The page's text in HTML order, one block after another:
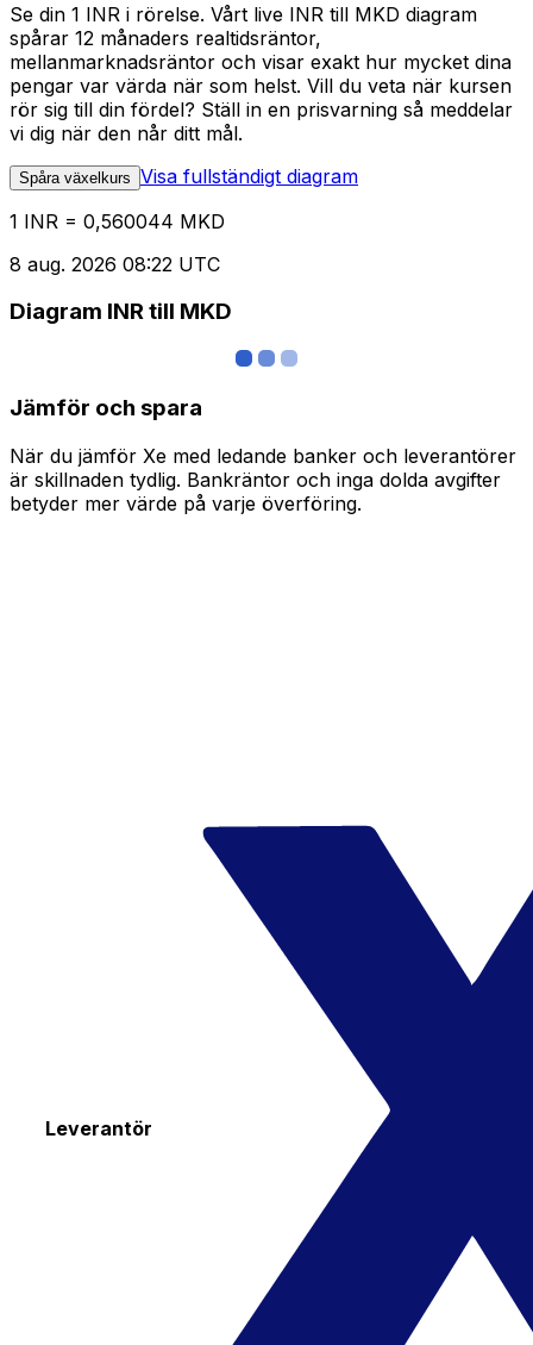
Se din 1 INR i rörelse. Vårt live INR till MKD diagram
spårar 12 månaders realtidsräntor,
mellanmarknadsräntor och visar exakt hur mycket dina
pengar var värda när som helst. Vill du veta när kursen
rör sig till din fördel? Ställ in en prisvarning så meddelar
vi dig när den når ditt mål.
Spåra växelkurs Visa fullständigt diagram
1 INR = 0,560044 MKD
8 aug. 2026 08:22 UTC
Diagram INR till MKD
Jämför och spara
När du jämför Xe med ledande banker och leverantörer
är skillnaden tydlig. Bankräntor och inga dolda avgifter
betyder mer värde på varje överföring.
Leverantör